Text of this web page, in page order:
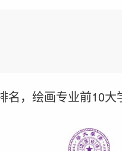
名，绘画专业前10大